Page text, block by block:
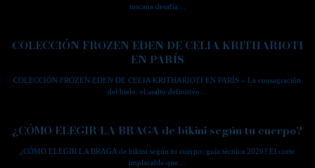
toscana desafía…
COLECCIÓN FROZEN EDEN DE CELIA KRITHARIOTI
EN PARÍS
COLECCIÓN FROZEN EDEN DE CELIA KRITHARIOTI EN PARÍS – La consagración
del hielo: el asalto definitivo…
¿CÓMO ELEGIR LA BRAGA de bikini según tu cuerpo?
¿CÓMO ELEGIR LA BRAGA de bikini según tu cuerpo: guía técnica 2026? El corte
implacable que…